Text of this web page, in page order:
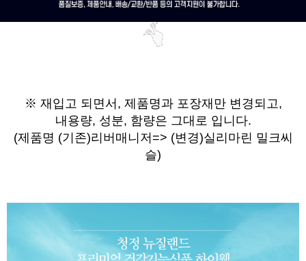
※ 재입고 되면서, 제품명과 포장재만 변경되고,
내용량, 성분, 함량은 그대로 입니다.
(제품명 (기존)리버매니저=> (변경)실리마린 밀크씨
슬)